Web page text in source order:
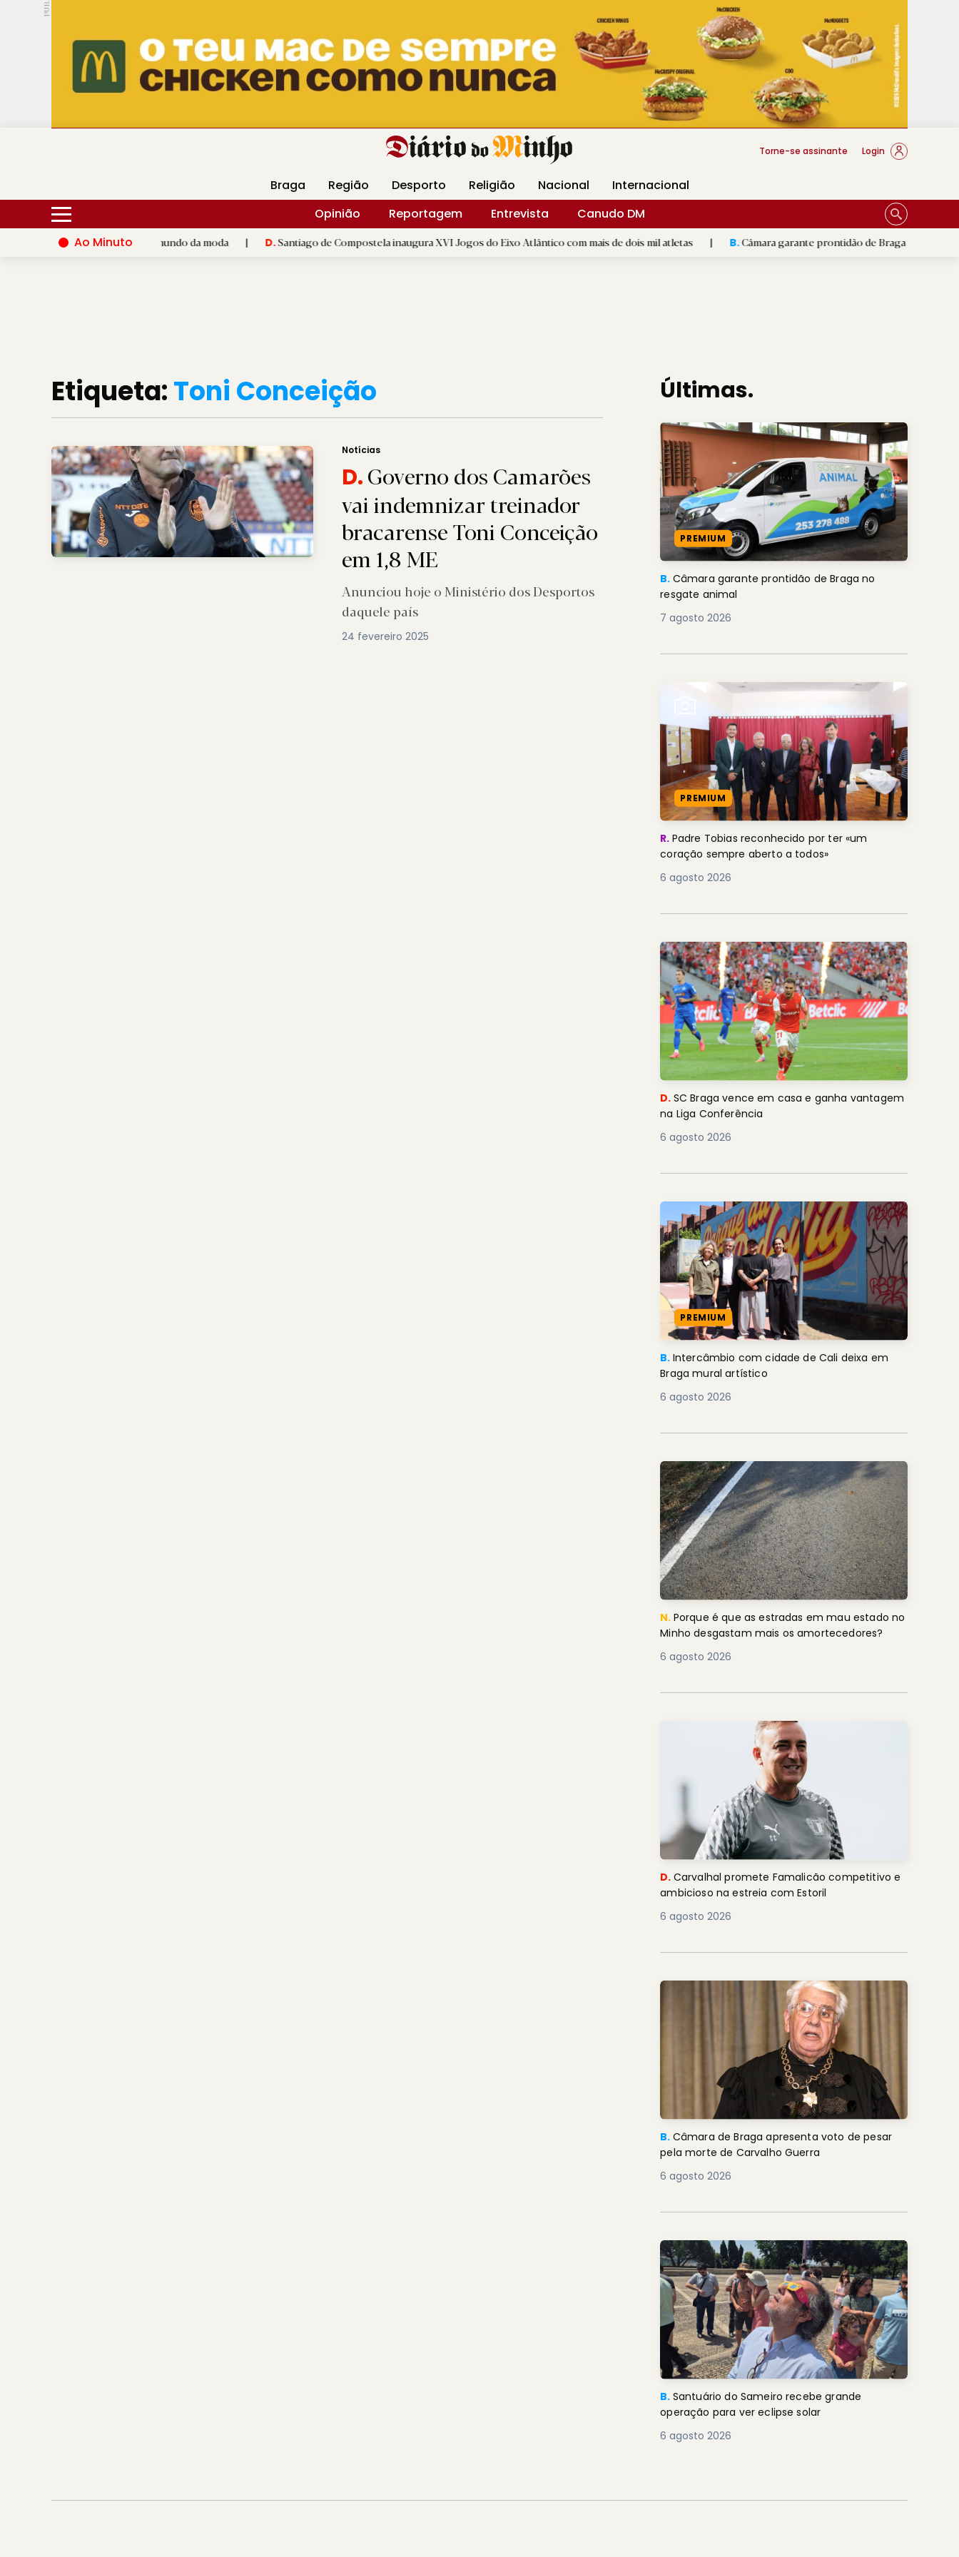
PUB.
Hoje 17ºC 30ºC DMtv Revista Minha Gráfica DM Livraria DM Arquidiocese Braga
Torne-se assinante Login
Braga Região Desporto Religião Nacional
Internacional
Opinião
Reportagem Entrevista
Canudo DM
Ao Minuto
e à inovação do mundo da moda | D.Santiago de Compostela inaugura XVI Jogos do Eixo Atlântico com mais de dois mil atletas | B.Câmara garante prontidão de Braga no resgate animal
Etiqueta:Toni Conceição
Notícias
D.Governo dos Camarões
vai indemnizar treinador
bracarense Toni Conceição
em 1,8 ME
Anunciou hoje o Ministério dos Desportos
daquele país
24 fevereiro 2025
Últimas.
PREMIUM
B. Câmara garante prontidão de Braga no
resgate animal
7 agosto 2026
PREMIUM
R. Padre Tobias reconhecido por ter «um
coração sempre aberto a todos»
6 agosto 2026
D. SC Braga vence em casa e ganha vantagem
na Liga Conferência
6 agosto 2026
PREMIUM
B. Intercâmbio com cidade de Cali deixa em
Braga mural artístico
6 agosto 2026
N. Porque é que as estradas em mau estado no
Minho desgastam mais os amortecedores?
6 agosto 2026
D. Carvalhal promete Famalicão competitivo e
ambicioso na estreia com Estoril
6 agosto 2026
B. Câmara de Braga apresenta voto de pesar
pela morte de Carvalho Guerra
6 agosto 2026
B. Santuário do Sameiro recebe grande
operação para ver eclipse solar
6 agosto 2026